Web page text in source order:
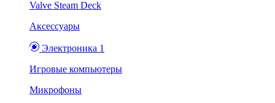
Valve Steam Deck
Аксессуары
Электроника 1
Игровые компьютеры
Микрофоны